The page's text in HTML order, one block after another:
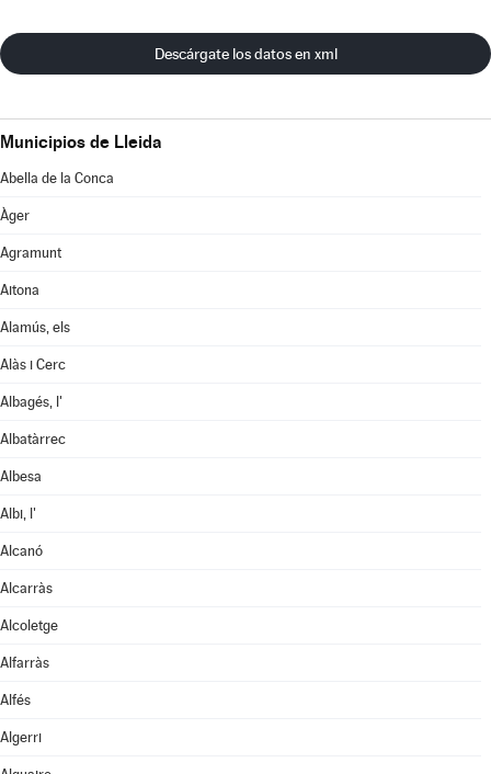
Descárgate los datos en xml
Municipios de Lleida
Abella de la Conca
Àger
Agramunt
Aitona
Alamús, els
Alàs i Cerc
Albagés, l'
Albatàrrec
Albesa
Albi, l'
Alcanó
Alcarràs
Alcoletge
Alfarràs
Alfés
Algerri